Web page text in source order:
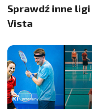
Sprawdź inne ligi
Vista